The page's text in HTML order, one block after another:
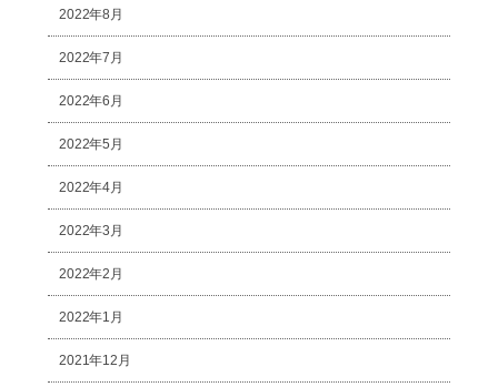
2022年8月
2022年7月
2022年6月
2022年5月
2022年4月
2022年3月
2022年2月
2022年1月
2021年12月